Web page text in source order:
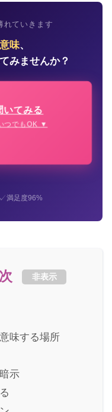
れていきます
味、
みませんか？
いてみる
つでもOK ▼
満足度96%
非表示
味する場所
示